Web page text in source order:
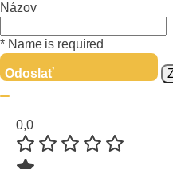
Názov
* Name is required
Odoslať
0,0